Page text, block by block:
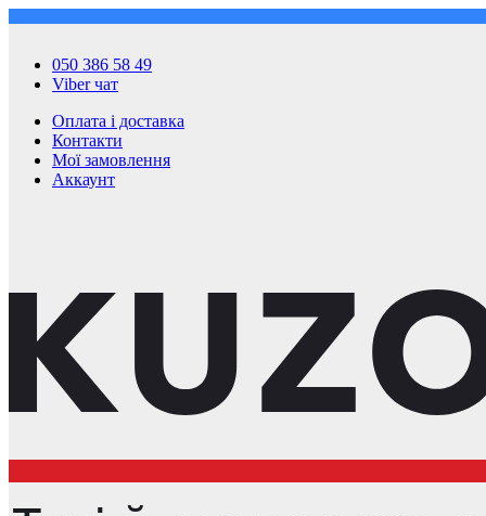
050 386 58 49
Viber чат
Оплата і доставка
Контакти
Мої замовлення
Аккаунт